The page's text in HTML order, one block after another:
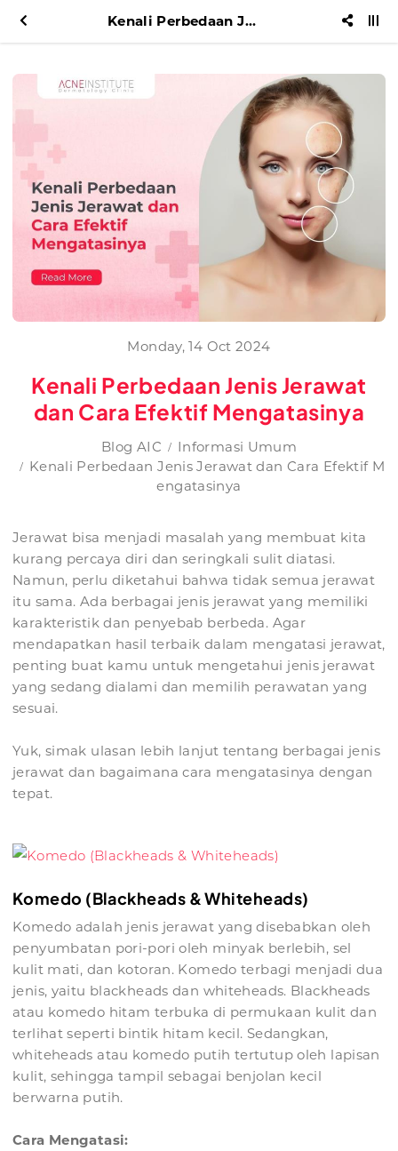
Kenali Perbedaan Jenis Jerawat dan Cara Efektif Mengatasinya
Monday, 14 Oct 2024
Kenali Perbedaan Jenis Jerawat
dan Cara Efektif Mengatasinya
Blog AIC
Informasi Umum
Kenali Perbedaan Jenis Jerawat dan Cara Efektif M
engatasinya
Jerawat bisa menjadi masalah yang membuat kita
kurang percaya diri dan seringkali sulit diatasi.
Namun, perlu diketahui bahwa tidak semua jerawat
itu sama. Ada berbagai jenis jerawat yang memiliki
karakteristik dan penyebab berbeda. Agar
mendapatkan hasil terbaik dalam mengatasi jerawat,
penting buat kamu untuk mengetahui jenis jerawat
yang sedang dialami dan memilih perawatan yang
sesuai.
Yuk, simak ulasan lebih lanjut tentang berbagai jenis
jerawat dan bagaimana cara mengatasinya dengan
tepat.
Komedo (Blackheads & Whiteheads)
Komedo adalah jenis jerawat yang disebabkan oleh
penyumbatan pori-pori oleh minyak berlebih, sel
kulit mati, dan kotoran. Komedo terbagi menjadi dua
jenis, yaitu blackheads dan whiteheads. Blackheads
atau komedo hitam terbuka di permukaan kulit dan
terlihat seperti bintik hitam kecil. Sedangkan,
whiteheads atau komedo putih tertutup oleh lapisan
kulit, sehingga tampil sebagai benjolan kecil
berwarna putih.
Cara Mengatasi: